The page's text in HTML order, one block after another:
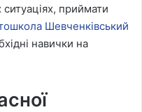
приймати
Шевченківський
навички на